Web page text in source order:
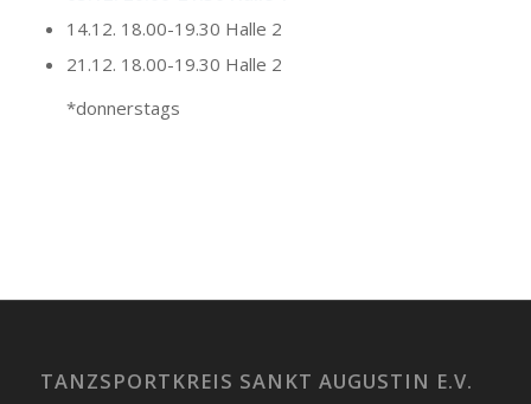
14.12. 18.00-19.30 Halle 2
21.12. 18.00-19.30 Halle 2
*donnerstags
TANZSPORTKREIS SANKT AUGUSTIN E.V.